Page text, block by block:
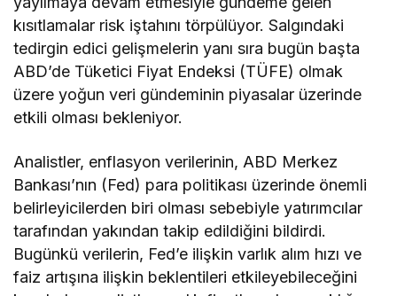
ise yüzde 6,8 artması bekleniyor.
Çin’de ise Çinli emlak devi Evergrande ve Kaisa
borçlarını ödeyememesinin ardından temerrüde
düşerken, Çin Merkez Bankası (PBoC) Başkanı Yi
Gang durumun piyasa gerçekliği olarak
Kovid-19 salgınında artan vaka sayıları ve bugün
açıklanacak enflasyon verileri öncesi etkili olan
temkinli duruşla birlikte New York borsasında dün
karışık bir seyir izlendi. S&P 500 endeksi yüzde
0,72 ve Nasdaq endeksi yüzde 1,71 değer